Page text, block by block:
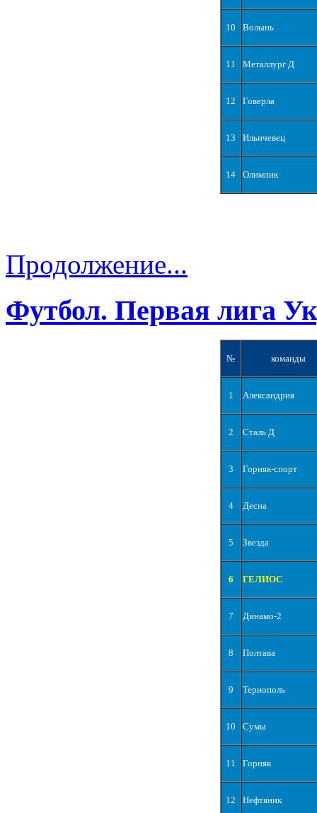
10 Волынь
11 Металлург Д
12 Говерла
13 Ильичевец
14 Олимпик
Продолжение...
Футбол. Первая лига
№ команды
1 Александрия
2 Сталь Д
3 Горняк-спорт
4 Десна
5 Звезда
6 ГЕЛИОС
7 Динамо-2
8 Полтава
9 Тернополь
10 Сумы
11 Горняк
12 Нефтяник